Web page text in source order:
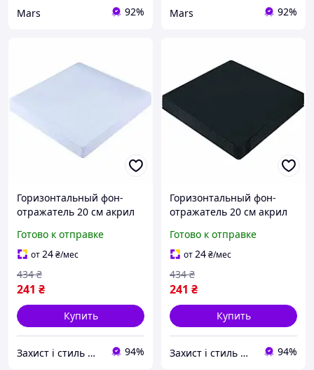
Mars 92% Mars 92%
Горизонтальный фон-
отражатель 20 см акрил
съёмки Puluz PU5320
Готово к отправке
от24₴/мес
241 ₴
434 ₴
Купить
Захист і стиль — в одному магазині 94%
Горизонтальный фон-
отражатель 20 см акрил
съемки модель Puluz
PU5320
Готово к отправке
от24₴/мес
241 ₴
434 ₴
Купить
Захист і стиль — в одному магазині 94%